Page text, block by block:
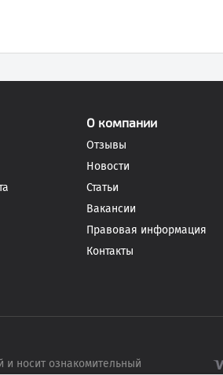
О компании
Отзывы
Новости
Статьи
Вакансии
Правовая информация
Контакты
носит ознакомительный